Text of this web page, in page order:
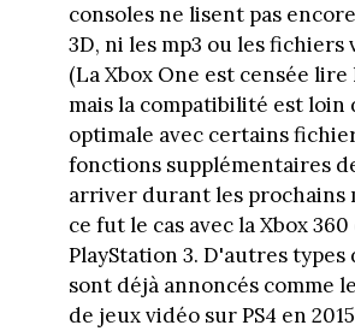
consoles ne lisent pas
3D, ni les mp3 ou les fichiers
(La Xbox One est censée lire
mais la compatibilité est loin
optimale avec certains
fonctions supplémentaires
arriver durant les prochains
ce fut le cas avec la Xbox 360
PlayStation 3. D'autres types
sont déjà annoncés comme
de jeux vidéo sur PS4 en